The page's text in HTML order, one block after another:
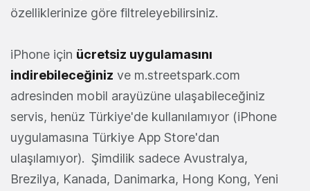
özelliklerinize göre filtreleyebilirsiniz.
iPhone için ücretsiz uygulamasını
indirebileceğiniz ve m.streetspark.com
adresinden mobil arayüzüne ulaşabileceğiniz
servis, henüz Türkiye'de kullanılamıyor (iPhone
uygulamasına Türkiye App Store'dan
ulaşılamıyor). Şimdilik sadece Avustralya,
Brezilya, Kanada, Danimarka, Hong Kong, Yeni